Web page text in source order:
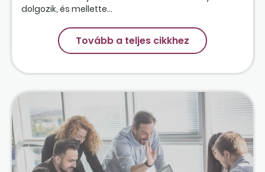
dolgozik, és mellette...
Tovább a teljes cikkhez